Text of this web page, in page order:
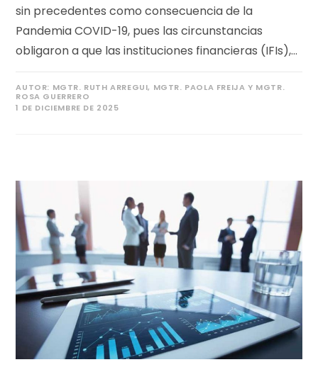
sin precedentes como consecuencia de la
Pandemia COVID-19, pues las circunstancias
obligaron a que las instituciones financieras (IFIs),…
AUTOR: MGTR. RUTH ARREGUI, MGTR. PAOLA FREIJA Y MGTR.
ROSA GUERRERO
1 DE DICIEMBRE DE 2025